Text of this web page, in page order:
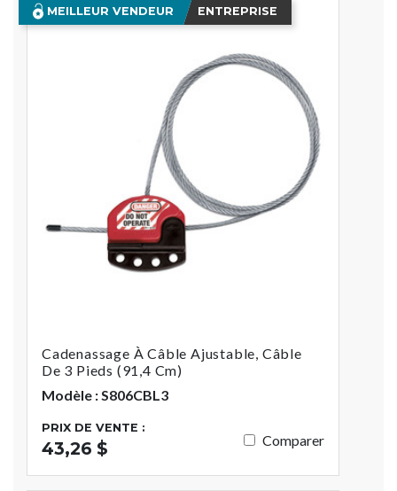
MEILLEUR VENDEUR ENTREPRISE
Cadenassage À Câble Ajustable, Câble
De 3 Pieds (91,4 Cm)
Modèle : S806CBL3
PRIX DE VENTE :
43,26 $ Comparer